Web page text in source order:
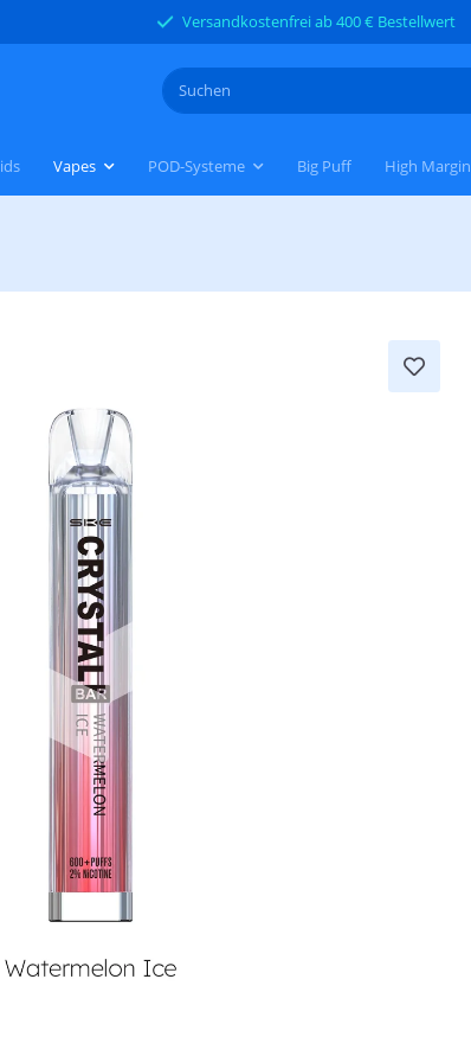
Versandkostenfrei ab 400 € Bestellwert
Vapes POD-Systeme Big Puff High Margin